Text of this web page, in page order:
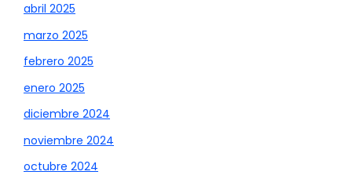
abril 2025
marzo 2025
febrero 2025
enero 2025
diciembre 2024
noviembre 2024
octubre 2024